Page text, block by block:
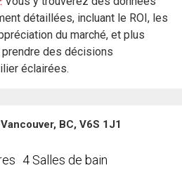
détaillées, incluant le ROI, les
du marché, et plus
des décisions
éclairées.
BC, V6S 1J1
4 Salles de bain